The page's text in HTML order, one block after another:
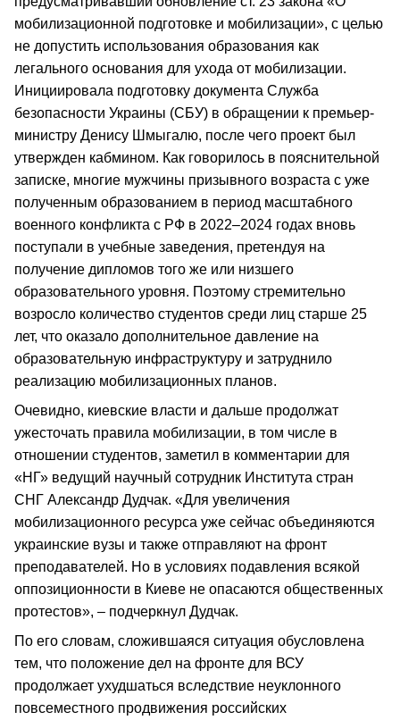
мобилизационной подготовке и мобилизации», с целью
не допустить использования образования как
легального основания для ухода от мобилизации.
Инициировала подготовку документа Служба
безопасности Украины (СБУ) в обращении к премьер-
министру Денису Шмыгалю, после чего проект был
утвержден кабмином. Как говорилось в пояснительной
записке, многие мужчины призывного возраста с уже
полученным образованием в период масштабного
военного конфликта с РФ в 2022–2024 годах вновь
поступали в учебные заведения, претендуя на
получение дипломов того же или низшего
образовательного уровня. Поэтому стремительно
возросло количество студентов среди лиц старше 25
лет, что оказало дополнительное давление на
образовательную инфраструктуру и затруднило
реализацию мобилизационных планов.
Очевидно, киевские власти и дальше продолжат
ужесточать правила мобилизации, в том числе в
отношении студентов, заметил в комментарии для
«НГ» ведущий научный сотрудник Института стран
СНГ Александр Дудчак. «Для увеличения
мобилизационного ресурса уже сейчас объединяются
украинские вузы и также отправляют на фронт
преподавателей. Но в условиях подавления всякой
оппозиционности в Киеве не опасаются общественных
протестов», – подчеркнул Дудчак.
По его словам, сложившаяся ситуация обусловлена
тем, что положение дел на фронте для ВСУ
продолжает ухудшаться вследствие неуклонного
повсеместного продвижения российских